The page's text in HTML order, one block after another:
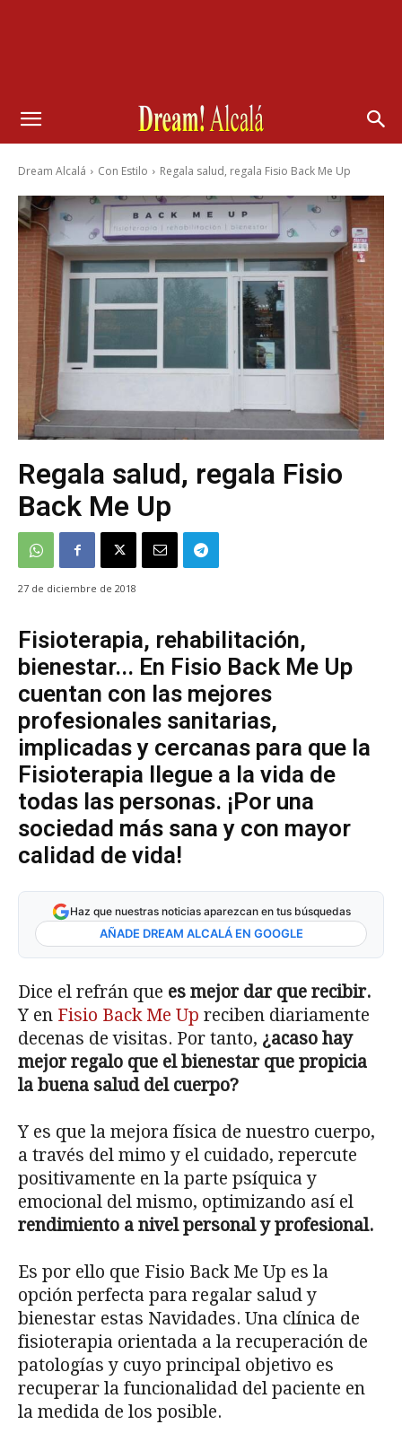
Dream Alcalá Con Estilo Regala salud, regala Fisio Back Me Up
Regala salud, regala Fisio
Back Me Up
27 de diciembre de 2018
Fisioterapia, rehabilitación,
bienestar... En Fisio Back Me Up
cuentan con las mejores
profesionales sanitarias,
implicadas y cercanas para que la
Fisioterapia llegue a la vida de
todas las personas. ¡Por una
sociedad más sana y con mayor
calidad de vida!
Haz que nuestras noticias aparezcan en tus búsquedas
AÑADE DREAM ALCALÁ EN GOOGLE
Dice el refrán que es mejor dar que recibir.
Y en Fisio Back Me Up reciben diariamente
decenas de visitas. Por tanto, ¿acaso hay
mejor regalo que el bienestar que propicia
la buena salud del cuerpo?
Y es que la mejora física de nuestro cuerpo,
a través del mimo y el cuidado, repercute
positivamente en la parte psíquica y
emocional del mismo, optimizando así el
rendimiento a nivel personal y profesional.
Es por ello que Fisio Back Me Up es la
opción perfecta para regalar salud y
bienestar estas Navidades. Una clínica de
fisioterapia orientada a la recuperación de
patologías y cuyo principal objetivo es
recuperar la funcionalidad del paciente en
la medida de los posible.